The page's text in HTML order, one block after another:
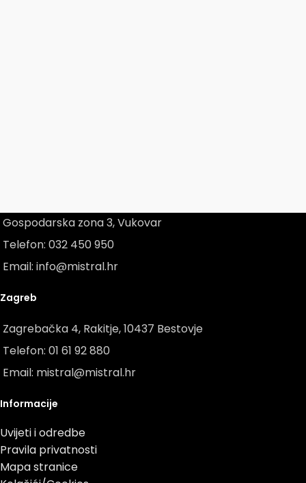
Gospodarska zona 3, Vukovar
Telefon: 032 450 950
Email: info@mistral.hr
Zagreb
Zagrebačka 4, Rakitje, 10437 Bestovje
Telefon: 01 61 92 880
Email: mistral@mistral.hr
Informacije
Uvijeti i odredbe
Pravila privatnosti
Mapa stranice